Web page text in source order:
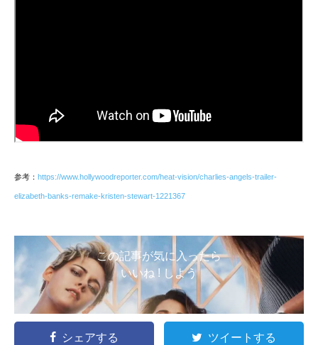
参考： https://www.hollywoodreporter.com/heat-vision/charlies-angels-trailer-
elizabeth-banks-remake-kristen-stewart-1221367
この記事が気に入ったら
いいね ! しよう
シェアする ツイートする